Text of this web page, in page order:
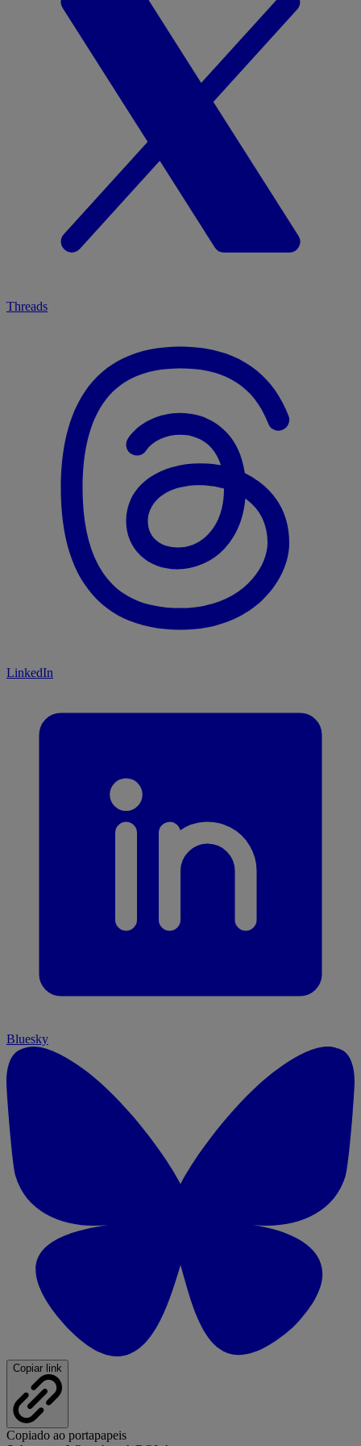
Threads
LinkedIn
Bluesky
Copiar link
Copiado ao portapapeis